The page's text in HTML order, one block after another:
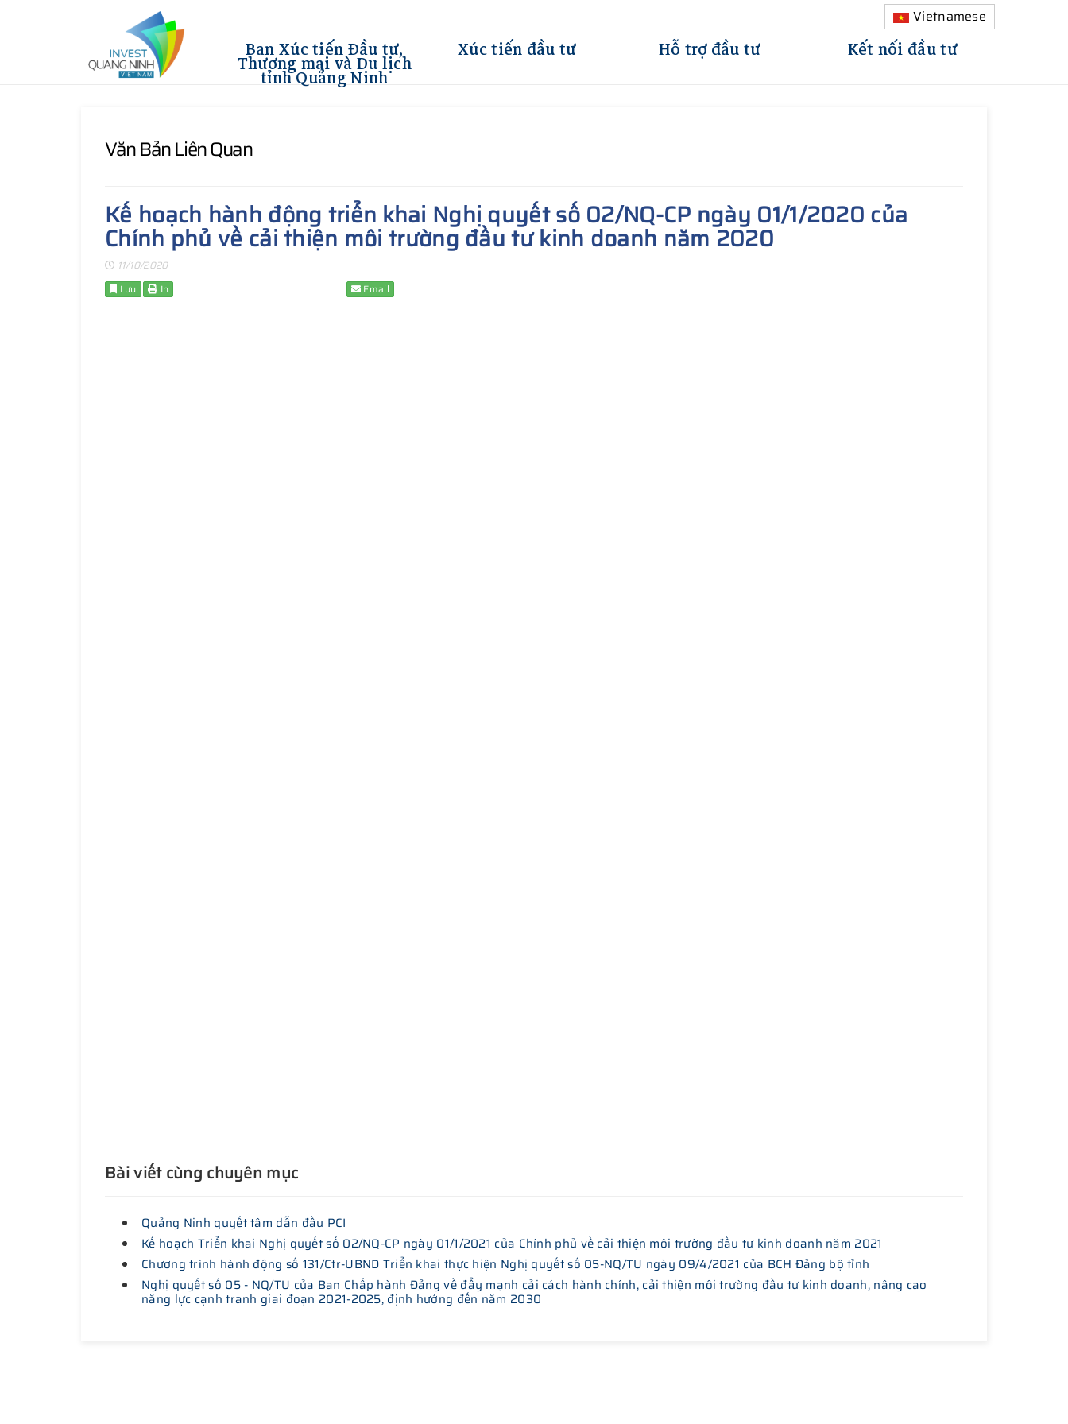
Vietnamese
Ban Xúc tiến Đầu tư,
Thương mại và Du lịch
tỉnh Quảng Ninh
Xúc tiến đầu tư Hỗ trợ đầu tư Kết nối đầu tư
Văn Bản Liên Quan
Kế hoạch hành động triển khai Nghị quyết số 02/NQ-CP ngày 01/1/2020 của
Chính phủ về cải thiện môi trường đầu tư kinh doanh năm 2020
11/10/2020
Lưu
In Email
Bài viết cùng chuyên mục
Quảng Ninh quyết tâm dẫn đầu PCI
Kế hoạch Triển khai Nghị quyết số 02/NQ-CP ngày 01/1/2021 của Chính phủ về cải thiện môi trường đầu tư kinh doanh năm 2021
Chương trình hành động số 131/Ctr-UBND Triển khai thực hiện Nghị quyết số 05-NQ/TU ngày 09/4/2021 của BCH Đảng bộ tỉnh
Nghị quyết số 05 - NQ/TU của Ban Chấp hành Đảng về đẩy mạnh cải cách hành chính, cải thiện môi trường đầu tư kinh doanh, nâng cao
năng lực cạnh tranh giai đoạn 2021-2025, định hướng đến năm 2030